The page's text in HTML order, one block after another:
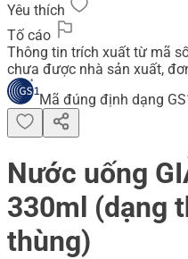
Yêu thích
Tố cáo
Thông tin trích xuất từ mã
chưa được nhà sản xuất,
Mã đúng định dạng
Nước uống
330ml (dạng
thùng)